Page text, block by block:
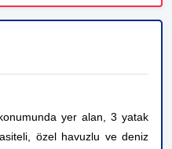
yer alan, 3 yatak
özel havuzlu ve deniz